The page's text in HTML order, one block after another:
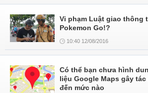
Vi phạm Luật giao thông
Pokemon Go!?
10:40 12/08/2016
Có thể bạn chưa hình
liệu Google Maps gây
đến mức nào